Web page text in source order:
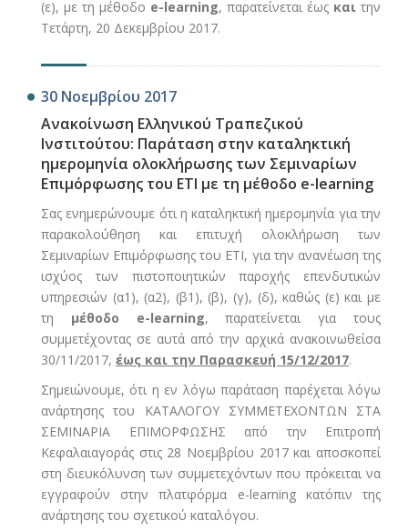
(ε), με τη μέθοδο e-learning, παρατείνεται έως και την
Τετάρτη, 20 Δεκεμβρίου 2017.
30 Νοεμβρίου 2017
Ανακοίνωση Ελληνικού Τραπεζικού
Ινστιτούτου: Παράταση στην καταληκτική
ημερομηνία ολοκλήρωσης των Σεμιναρίων
Επιμόρφωσης του ΕΤΙ με τη μέθοδο e-learning
Σας ενημερώνουμε ότι η καταληκτική ημερομηνία για την
παρακολούθηση και επιτυχή ολοκλήρωση των
Σεμιναρίων Επιμόρφωσης του ΕΤΙ, για την ανανέωση της
ισχύος των πιστοποιητικών παροχής επενδυτικών
υπηρεσιών (α1), (α2), (β1), (β), (γ), (δ), καθώς (ε) και με
τη μέθοδο e-learning, παρατείνεται για τους
συμμετέχοντας σε αυτά από την αρχικά ανακοινωθείσα
30/11/2017, έως και την Παρασκευή 15/12/2017.
Σημειώνουμε, ότι η εν λόγω παράταση παρέχεται λόγω
ανάρτησης του ΚΑΤΑΛΟΓΟΥ ΣΥΜΜΕΤΕΧΟΝΤΩΝ ΣΤΑ
ΣΕΜΙΝΑΡΙΑ ΕΠΙΜΟΡΦΩΣΗΣ από την Επιτροπή
Κεφαλαιαγοράς στις 28 Νοεμβρίου 2017 και αποσκοπεί
στη διευκόλυνση των συμμετεχόντων που πρόκειται να
εγγραφούν στην πλατφόρμα e-learning κατόπιν της
ανάρτησης του σχετικού καταλόγου.